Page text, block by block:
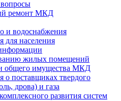
ремонт МКД
и водоснабжения
для населения
жилых помещений
общего имущества МКД
о поставщиках твердого
дрова) и газа
развития систем